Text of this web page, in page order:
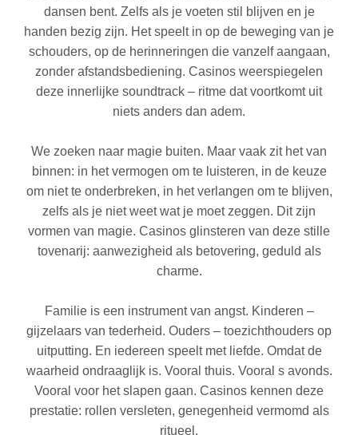
dansen bent. Zelfs als je voeten stil blijven en je
handen bezig zijn. Het speelt in op de beweging van je
schouders, op de herinneringen die vanzelf aangaan,
zonder afstandsbediening. Casinos weerspiegelen
deze innerlijke soundtrack – ritme dat voortkomt uit
niets anders dan adem.
We zoeken naar magie buiten. Maar vaak zit het van
binnen: in het vermogen om te luisteren, in de keuze
om niet te onderbreken, in het verlangen om te blijven,
zelfs als je niet weet wat je moet zeggen. Dit zijn
vormen van magie. Casinos glinsteren van deze stille
tovenarij: aanwezigheid als betovering, geduld als
charme.
Familie is een instrument van angst. Kinderen –
gijzelaars van tederheid. Ouders – toezichthouders op
uitputting. En iedereen speelt met liefde. Omdat de
waarheid ondraaglijk is. Vooral thuis. Vooral s avonds.
Vooral voor het slapen gaan. Casinos kennen deze
prestatie: rollen versleten, genegenheid vermomd als
ritueel.